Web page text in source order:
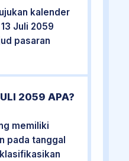
kalender
Juli 2059
pasaran
2059 APA?
memiliki
pada tanggal